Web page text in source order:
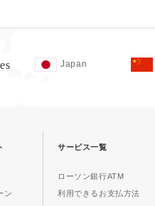
Japan
ン
サービス一覧
ローソン銀行ATM
利用できるお支払方法